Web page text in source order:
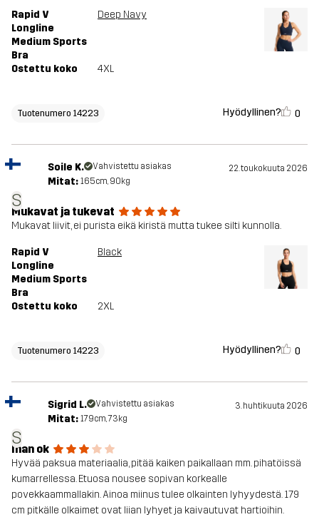
Rapid V
Longline
Medium Sports
Bra
Deep Navy
Ostettu koko 4XL
Tuotenumero 14223 Hyödyllinen? 0
S
Soile K. Vahvistettu asiakas 22. toukokuuta 2026
Mitat: 165cm, 90kg
Mukavat ja tukevat
Mukavat liivit, ei purista eikä kiristä mutta tukee silti kunnolla.
Rapid V
Longline
Medium Sports
Bra
Black
Ostettu koko 2XL
Tuotenumero 14223 Hyödyllinen? 0
S
Sigrid L. Vahvistettu asiakas 3. huhtikuuta 2026
Mitat: 179cm, 73kg
Ihan ok
Hyvää paksua materiaalia, pitää kaiken paikallaan mm. pihatöissä
kumarrellessa. Etuosa nousee sopivan korkealle
povekkaammallakin. Ainoa miinus tulee olkainten lyhyydestä. 179
cm pitkälle olkaimet ovat liian lyhyet ja kaivautuvat hartioihin.